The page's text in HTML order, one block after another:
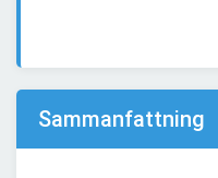
Sammanfattning